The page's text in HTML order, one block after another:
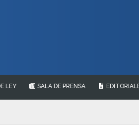
LEY SALA DE PRENSA